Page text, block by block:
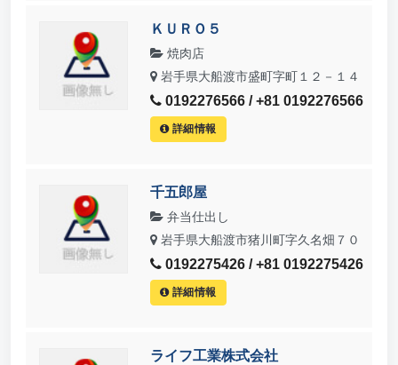
ＫＵＲＯ５
焼肉店
岩手県大船渡市盛町字町１２－１４
0192276566 / +81 0192276566
詳細情報
千五郎屋
弁当仕出し
岩手県大船渡市猪川町字久名畑７０
0192275426 / +81 0192275426
詳細情報
ライフ工業株式会社